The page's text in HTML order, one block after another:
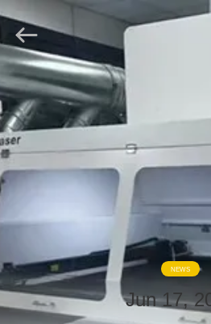
DOM
PRODUKTY
O
ZWIEDZANIE
FABRYKI
日
한국
हिन्दी
Việt
ย বাংলা
Polski
Chiny
dobry
laserowa
©
2019
2026
JinHaoXing
NEWS
Jun 17,